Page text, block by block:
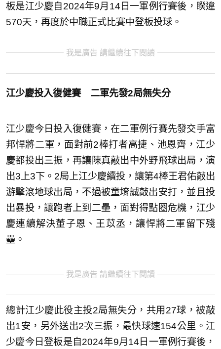
板是江少慶自2024年9月14日一軍例行賽後，睽違
570天，再度於中職正式比賽中登板投球。
我是廣告 請繼續往下閱讀
江少慶投入復健賽 二軍先發2局無失分
江少慶今日投入復健賽，在二軍例行賽先發交手富
邦悍將二軍，面對前2棒打者高捷、池恩齊，江少
慶都投出三振，再讓陳真敲出中外野飛球出局，演
出3上3下。2局上江少慶續投，讓第4棒王君佑敲出
游擊滾地球出局，不過被童堉誠敲出安打，並且投
出暴投，讓跑者上到二壘，面對得點圈危機，江少
慶連續解決董子恩、王苡丞，讓悍將二軍留下殘
壘。
我是廣告 請繼續往下閱讀
總計江少慶此役主投2局無失分，共用27球，被敲
出1安，另外送出2次三振，最快球速154公里。江
少慶今日登板是自2024年9月14日一軍例行賽後，